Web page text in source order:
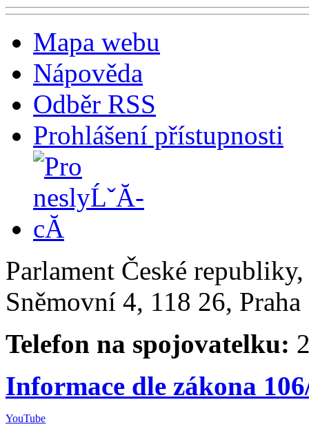
Mapa webu
Nápověda
Odběr RSS
Prohlášení přístupnosti
Parlament České
Sněmovní 4, 118 26,
Telefon na spojovatelku:
Informace dle zákona
YouTube